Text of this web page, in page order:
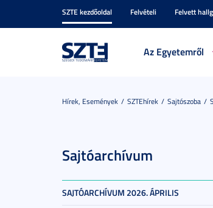
SZTE kezdőoldal Felvételi Felvett
Az Egyetemről
Hírek, Események SZTEhírek Sajtószoba
Sajtóarchívum
SAJTÓARCHÍVUM 2026. ÁPRILIS